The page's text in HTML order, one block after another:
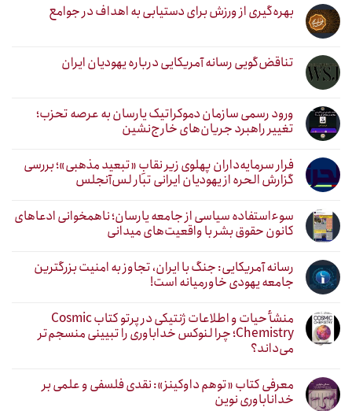
بهره‌گیری از ورزش برای دستیابی به اهداف در جوامع
تناقض‌گویی رسانه آمریکایی درباره یهودیان ایران
ورود رسمی سازمان دموکراتیک یارسان به عرصه تحزب؛
تغییر راهبرد جریان‌های خارج‌نشین
فرار سرمایه‌داران پهلوی زیر نقابِ «تبعید مذهبی»؛ بررسی
گزارش الحره از یهودیان ایرانی تبار لس‌آنجلس
سوءاستفاده سیاسی از جامعه یارسان؛ ناهمخوانی ادعاهای
کانون حقوق بشر با واقعیت‌های میدانی
رسانه آمریکایی: جنگ با ایران، تجاوز به امنیت بزرگترین
جامعه یهودی خاورمیانه است!
منشأ حیات و اطلاعات ژنتیکی در پرتو کتاب Cosmic
Chemistry؛ چرا لنوکس خداباوری را تبیینی منسجم‌تر
می‌داند؟
معرفی کتاب «توهم داوکینز»: نقدی فلسفی و علمی بر
خداناباوری نوین